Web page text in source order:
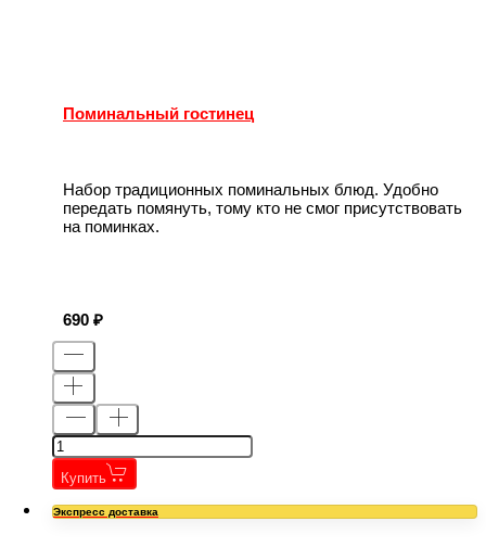
Поминальный гостинец
Набор традиционных поминальных блюд. Удобно
передать помянуть, тому кто не смог присутствовать
на поминках.
690
Купить
Экспресс доставка